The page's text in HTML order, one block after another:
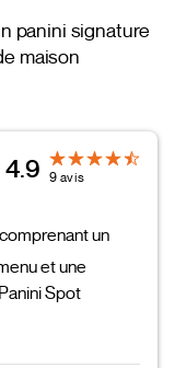
panini signature
maison
4.9 9 avis
un
et une
Spot